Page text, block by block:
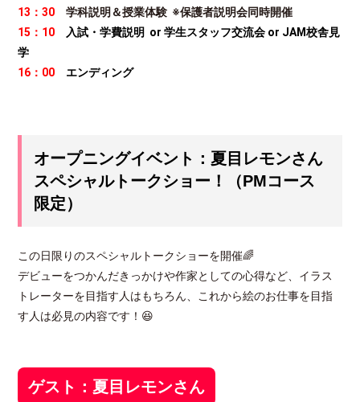
13：30 学科説明＆授業体験 ※保護者説明会同時開催
15：10 入試・学費説明 or 学生スタッフ交流会 or JAM校舎見
学
16：00 エンディング
オープニングイベント：夏目レモンさん
スペシャルトークショー！（PMコース
限定）
この日限りのスペシャルトークショーを開催🌈
デビューをつかんだきっかけや作家としての心得など、イラス
トレーターを目指す人はもちろん、これから絵のお仕事を目指
す人は必見の内容です！😆
ゲスト：夏目レモンさん